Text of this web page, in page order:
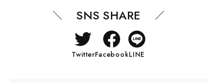
SNS SHARE
TwitterFacebookLINE